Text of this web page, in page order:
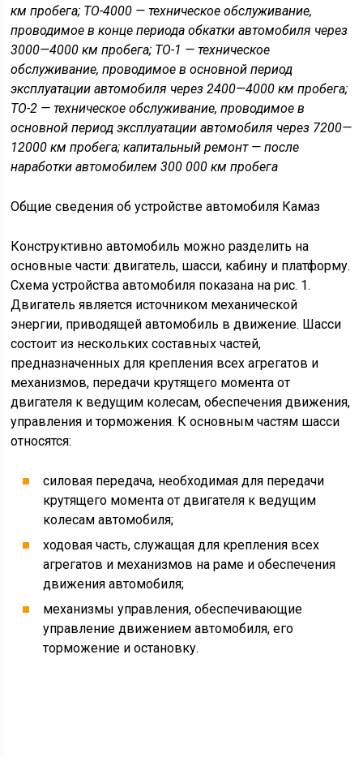
км пробега; ТО-4000 — техническое обслуживание,
проводимое в конце периода обкатки автомобиля через
3000—4000 км пробега; ТО-1 — техническое
обслуживание, проводимое в основной период
эксплуатации автомобиля через 2400—4000 км пробега;
ТО-2 — техническое обслуживание, проводимое в
основной период эксплуатации автомобиля через 7200—
12000 км пробега; капитальный ремонт — после
наработки автомобилем 300 000 км пробега
Общие сведения об устройстве автомобиля Камаз
Конструктивно автомобиль можно разделить на
основные части: двигатель, шасси, кабину и платформу.
Схема устройства автомобиля показана на рис. 1.
Двигатель является источником механической
энергии, приводящей автомобиль в движение. Шасси
состоит из нескольких составных частей,
предназначенных для крепления всех агрегатов и
механизмов, передачи крутящего момента от
двигателя к ведущим колесам, обеспечения движения,
управления и торможения. К основным частям шасси
относятся:
силовая передача, необходимая для передачи
крутящего момента от двигателя к ведущим
колесам автомобиля;
ходовая часть, служащая для крепления всех
агрегатов и механизмов на раме и обеспечения
движения автомобиля;
механизмы управления, обеспечивающие
управление движением автомобиля, его
торможение и остановку.